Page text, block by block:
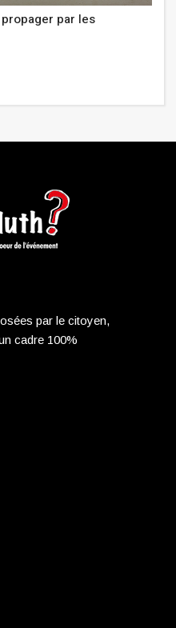
par les
par le citoyen,
cadre 100%